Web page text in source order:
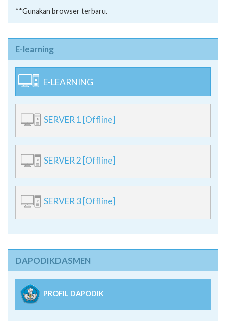
**Gunakan browser terbaru.
E-learning
E-LEARNING
SERVER 1 [Offline]
SERVER 2 [Offline]
SERVER 3 [Offline]
DAPODIKDASMEN
PROFIL DAPODIK